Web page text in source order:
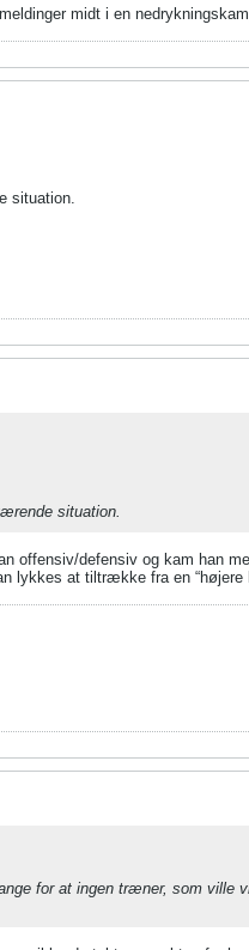
midt i en
situation.
situation.
offensiv/defensiv og kam han
lykkes at tiltrække fra en
for at ingen træner, som ville